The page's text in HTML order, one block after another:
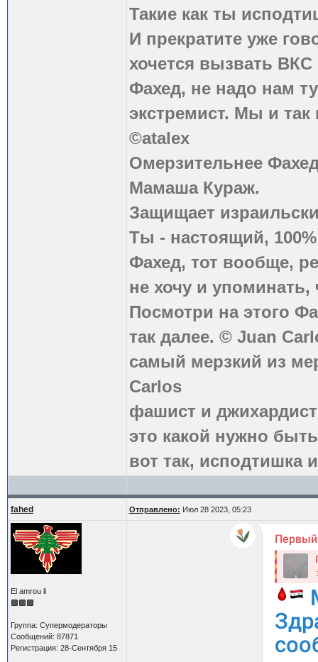
Такие как ты
И прекратите уже
хочется вызвать
Фахед, не надо нам
экстремист. Мы и
©atalex
Омерзительнее
Мамаша Кураж.
Защищает
Ты - настоящий,
Фахед, тот вообще,
не хочу и
Посмотри на этого
так далее. © Juan
самый мерзкий из
Carlos
фашист и
это какой нужно
вот так, исподтишка
fahed Отправлено: Июл 28 2023, 05:23
El amrou li
Группа: Супермодераторы
Сообщений: 87871
Регистрация: 28-Сентября 15